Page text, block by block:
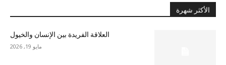
الأكثر شهرة
العلاقة الفريدة بين الإنسان والخيول
مايو 19, 2026